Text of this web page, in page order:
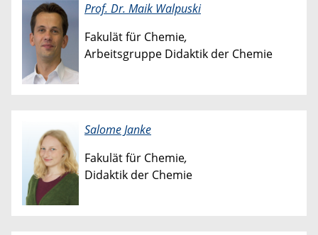
Prof. Dr. Maik Walpuski
Fakulät für Chemie​​,
Arbeitsgruppe Didaktik der Chemie
Salome Janke
Fakulät für Chemie​​,
Didaktik der Chemie